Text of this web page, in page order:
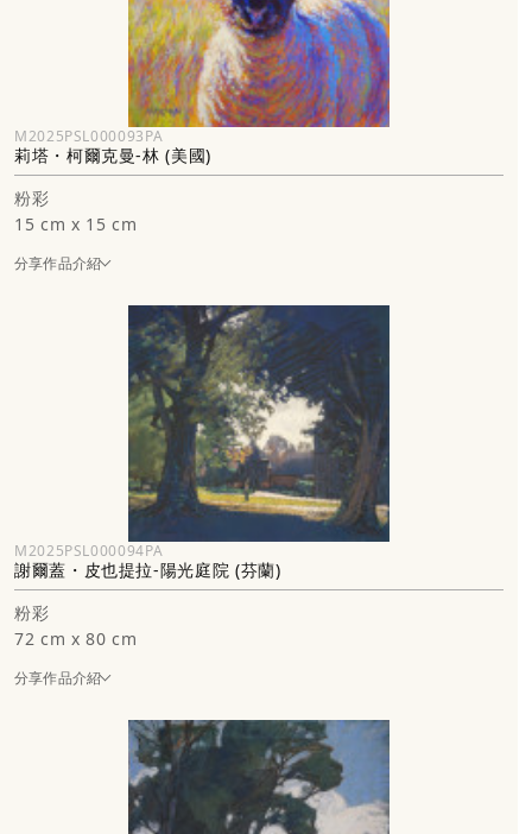
M2025PSL000093PA
莉塔・柯爾克曼-林 (美國)
粉彩
15 cm x 15 cm
分享作品介紹
M2025PSL000094PA
謝爾蓋・皮也提拉-陽光庭院 (芬蘭)
粉彩
72 cm x 80 cm
分享作品介紹